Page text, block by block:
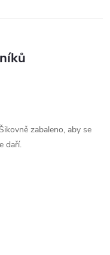
zabaleno, aby se
daří.